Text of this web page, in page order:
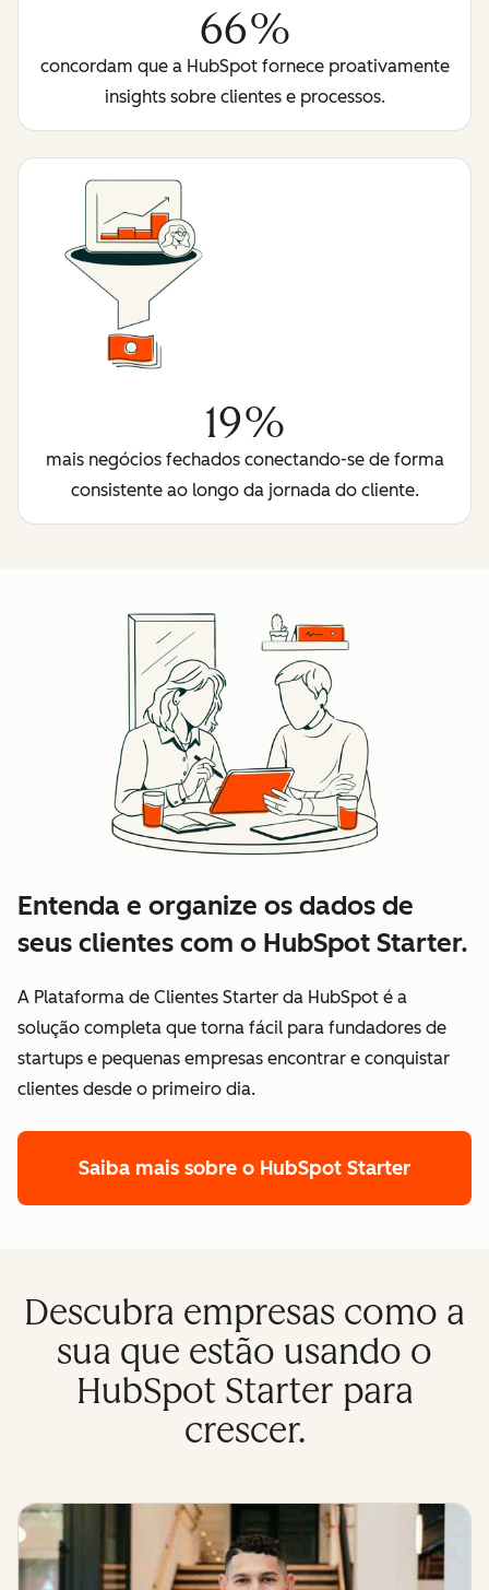
66%
concordam que a HubSpot fornece proativamente
insights sobre clientes e processos.
19%
mais negócios fechados conectando-se de forma
consistente ao longo da jornada do cliente.
Entenda e organize os dados de
seus clientes com o HubSpot Starter.
A Plataforma de Clientes Starter da HubSpot é a
solução completa que torna fácil para fundadores de
startups e pequenas empresas encontrar e conquistar
clientes desde o primeiro dia.
Saiba mais sobre o HubSpot Starter
Descubra empresas como a
sua que estão usando o
HubSpot Starter para
crescer.